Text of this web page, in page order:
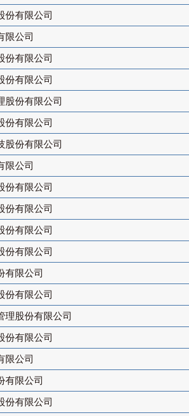
份有限公司
限公司
份有限公司
份有限公司
股份有限公司
份有限公司
股份有限公司
限公司
份有限公司
份有限公司
份有限公司
份有限公司
有限公司
份有限公司
理股份有限公司
份有限公司
限公司
有限公司
份有限公司